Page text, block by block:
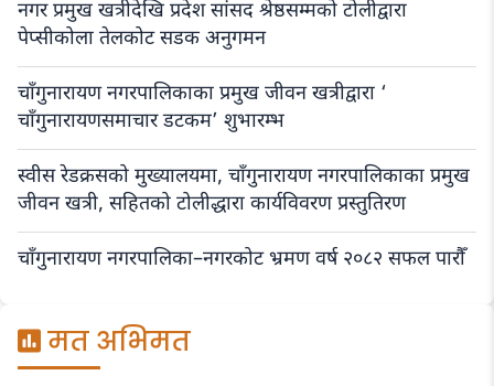
नगर प्रमुख खत्रीदेखि प्रदेश सांसद श्रेष्ठसम्मको टोलीद्वारा
पेप्सीकोला तेलकोट सडक अनुगमन
चाँगुनारायण नगरपालिकाका प्रमुख जीवन खत्रीद्वारा ‘
चाँगुनारायणसमाचार डटकम’ शुभारम्भ
स्वीस रेडक्रसको मुख्यालयमा, चाँगुनारायण नगरपालिकाका प्रमुख
जीवन खत्री, सहितको टोलीद्धारा कार्यविवरण प्रस्तुतिरण
चाँगुनारायण नगरपालिका–नगरकोट भ्रमण वर्ष २०८२ सफल पारौँ
मत अभिमत